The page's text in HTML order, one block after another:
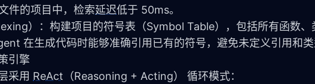
件的项目中，检索延迟低于 50ms。
）：构建项目的符号表（Symbol Table），包括所有函数、
在生成代码时能够准确引用已有的符号，避免未定义引用和类
引擎
采用 ReAct （Reasoning + Acting） 循环模式：